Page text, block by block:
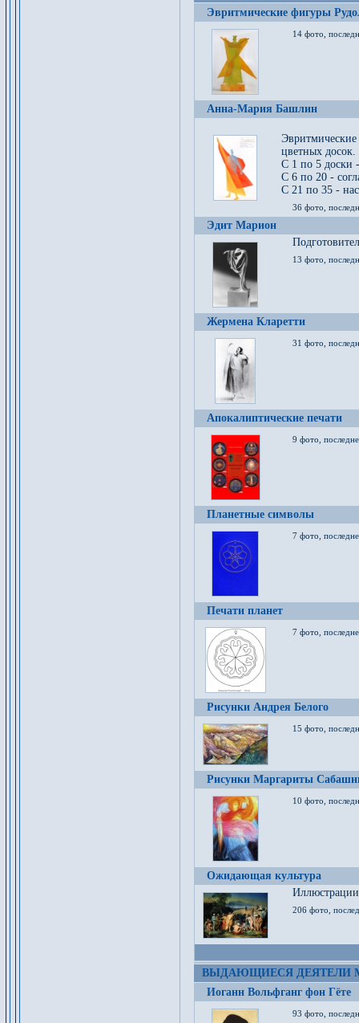
Эвритмические фигуры
14 фото,
Анна-Мария Башлин
цветных досок.
С 1 по 5 доски
С 6 по 20 -
С 21 по 35 -
36 фото,
Эдит Марион
13 фото,
Жермена Кларетти
31 фото,
Апокалиптические печати
9 фото,
Планетные символы
7 фото,
Печати планет
7 фото,
Рисунки Андрея Белого
15 фото,
Рисунки Маргариты
10 фото,
Ожидающая культура
206 фото,
ВЫДАЮЩИЕСЯ ДЕЯТЕЛИ
Иоганн Вольфганг фон Гёте
93 фото,